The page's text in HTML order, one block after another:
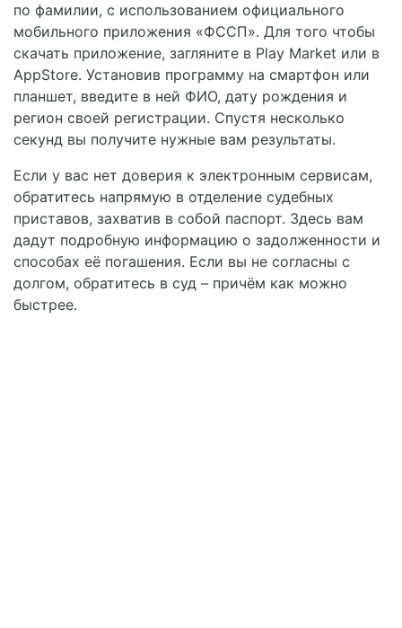
по фамилии, с использованием официального
мобильного приложения «ФССП». Для того чтобы
скачать приложение, загляните в Play Market или в
AppStore. Установив программу на смартфон или
планшет, введите в ней ФИО, дату рождения и
регион своей регистрации. Спустя несколько
секунд вы получите нужные вам результаты.
Если у вас нет доверия к электронным сервисам,
обратитесь напрямую в отделение судебных
приставов, захватив в собой паспорт. Здесь вам
дадут подробную информацию о задолженности и
способах её погашения. Если вы не согласны с
долгом, обратитесь в суд – причём как можно
быстрее.